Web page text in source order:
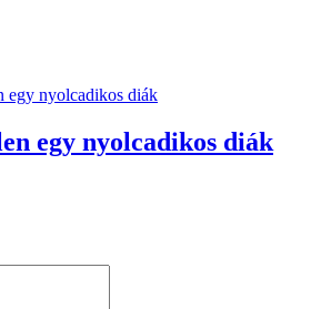
egy nyolcadikos diák